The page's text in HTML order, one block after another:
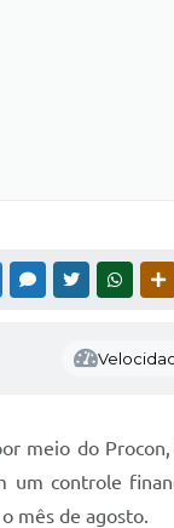
FACEBOOKMESSENGER
TWITTER
meio do
um controle
mês de agosto.